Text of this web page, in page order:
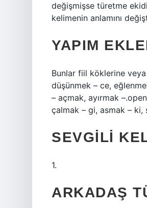
değişmişse türetme
kelimenin anlamını
YAPIM
Bunlar fiil köklerine
düşünmek – ce,
– açmak, ayırmak
çalmak – gi, asmak –
SEVGILI
1.
ARKADAŞ